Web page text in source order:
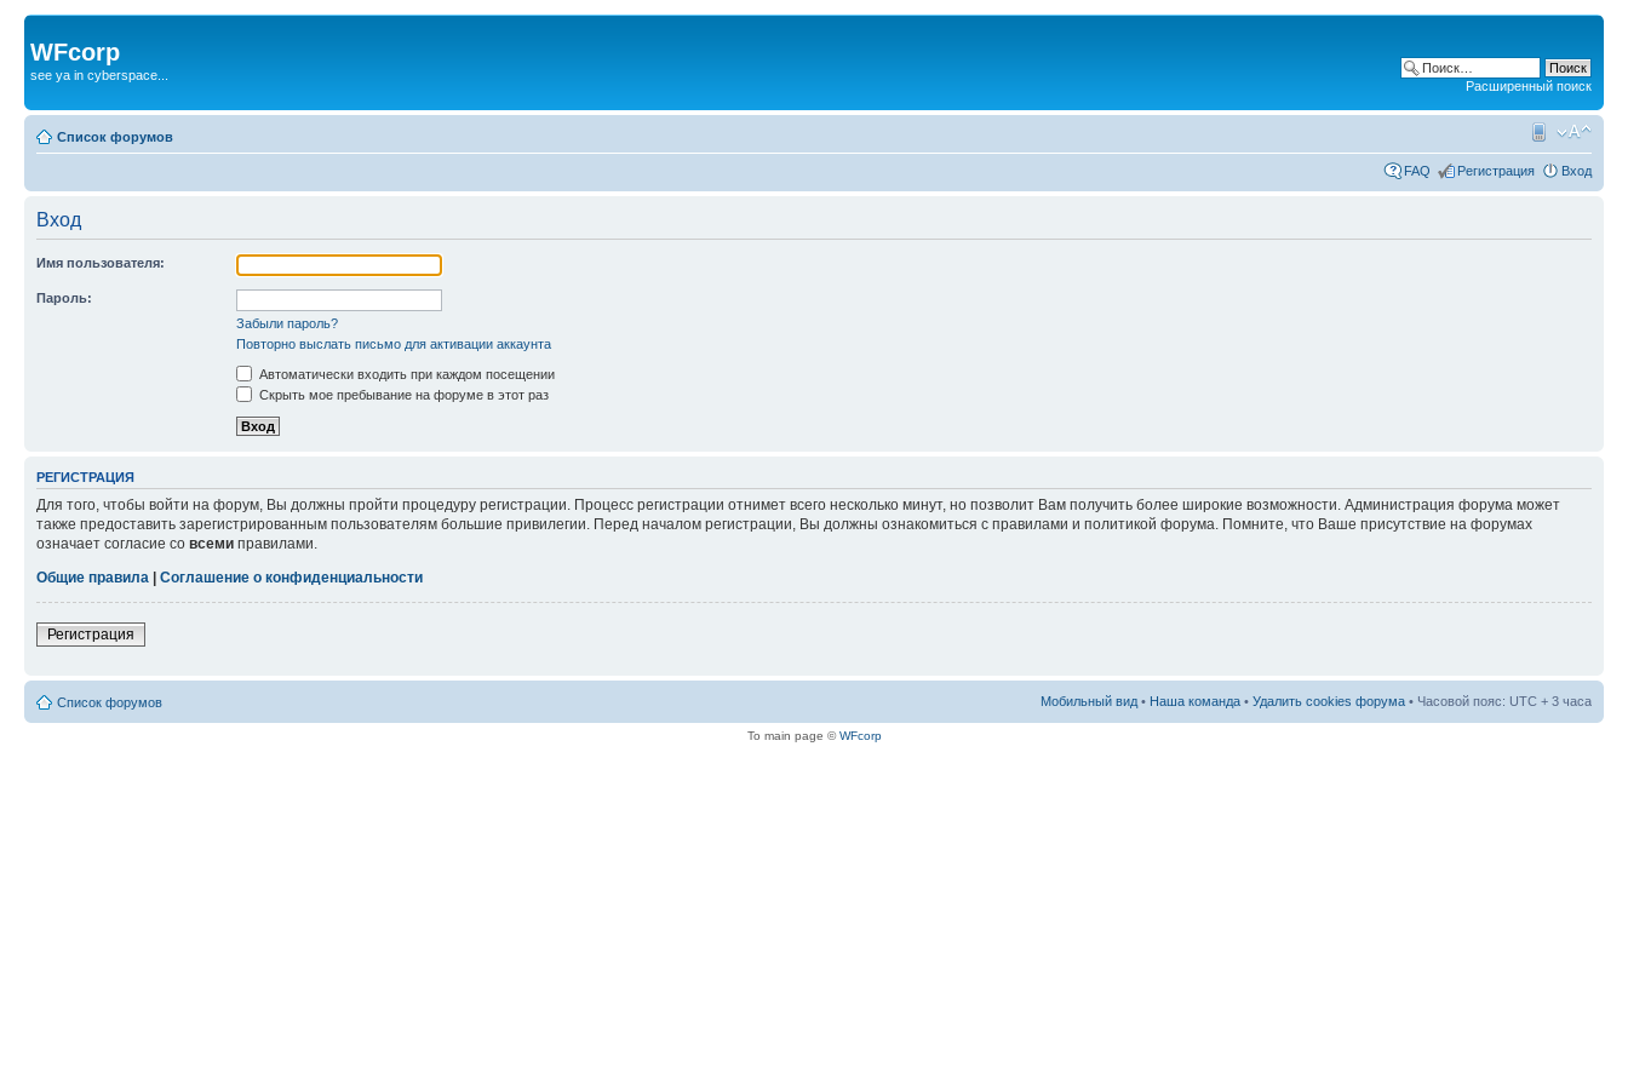
WFcorp
see ya in cyberspace...
Расширенный поиск
Список форумов
FAQ Регистрация Вход
Вход
Имя пользователя:
Пароль:
Забыли пароль?
Повторно выслать письмо для активации аккаунта
Автоматически входить при каждом посещении
Скрыть мое пребывание на форуме в этот раз
РЕГИСТРАЦИЯ
Для того, чтобы войти на форум, Вы должны пройти процедуру регистрации. Процесс регистрации отнимет всего несколько минут, но позволит Вам получить более широкие возможности. Администрация форума может
также предоставить зарегистрированным пользователям большие привилегии. Перед началом регистрации, Вы должны ознакомиться с правилами и политикой форума. Помните, что Ваше присутствие на форумах
означает согласие со всеми правилами.
Общие правила
Соглашение о конфиденциальности
Регистрация
Список форумов Мобильный вид • Наша команда • Удалить cookies форума • Часовой пояс: UTC + 3 часа
To main page ©WFcorp